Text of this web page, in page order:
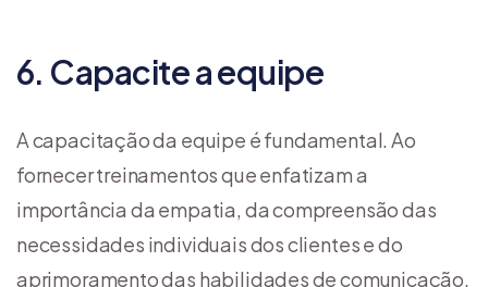
6. Capacite a equipe
A capacitação da equipe é fundamental. Ao
fornecer treinamentos que enfatizam a
importância da empatia, da compreensão das
necessidades individuais dos clientes e do
aprimoramento das habilidades de comunicação,